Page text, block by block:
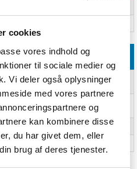
cookies
vores indhold og
til sociale medier og
Vi deler også oplysninger
med vores partnere
og
kan kombinere disse
du har givet dem, eller
brug af deres tjenester.